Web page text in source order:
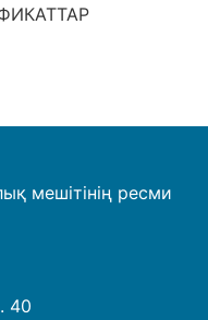
мешітінің ресми
40